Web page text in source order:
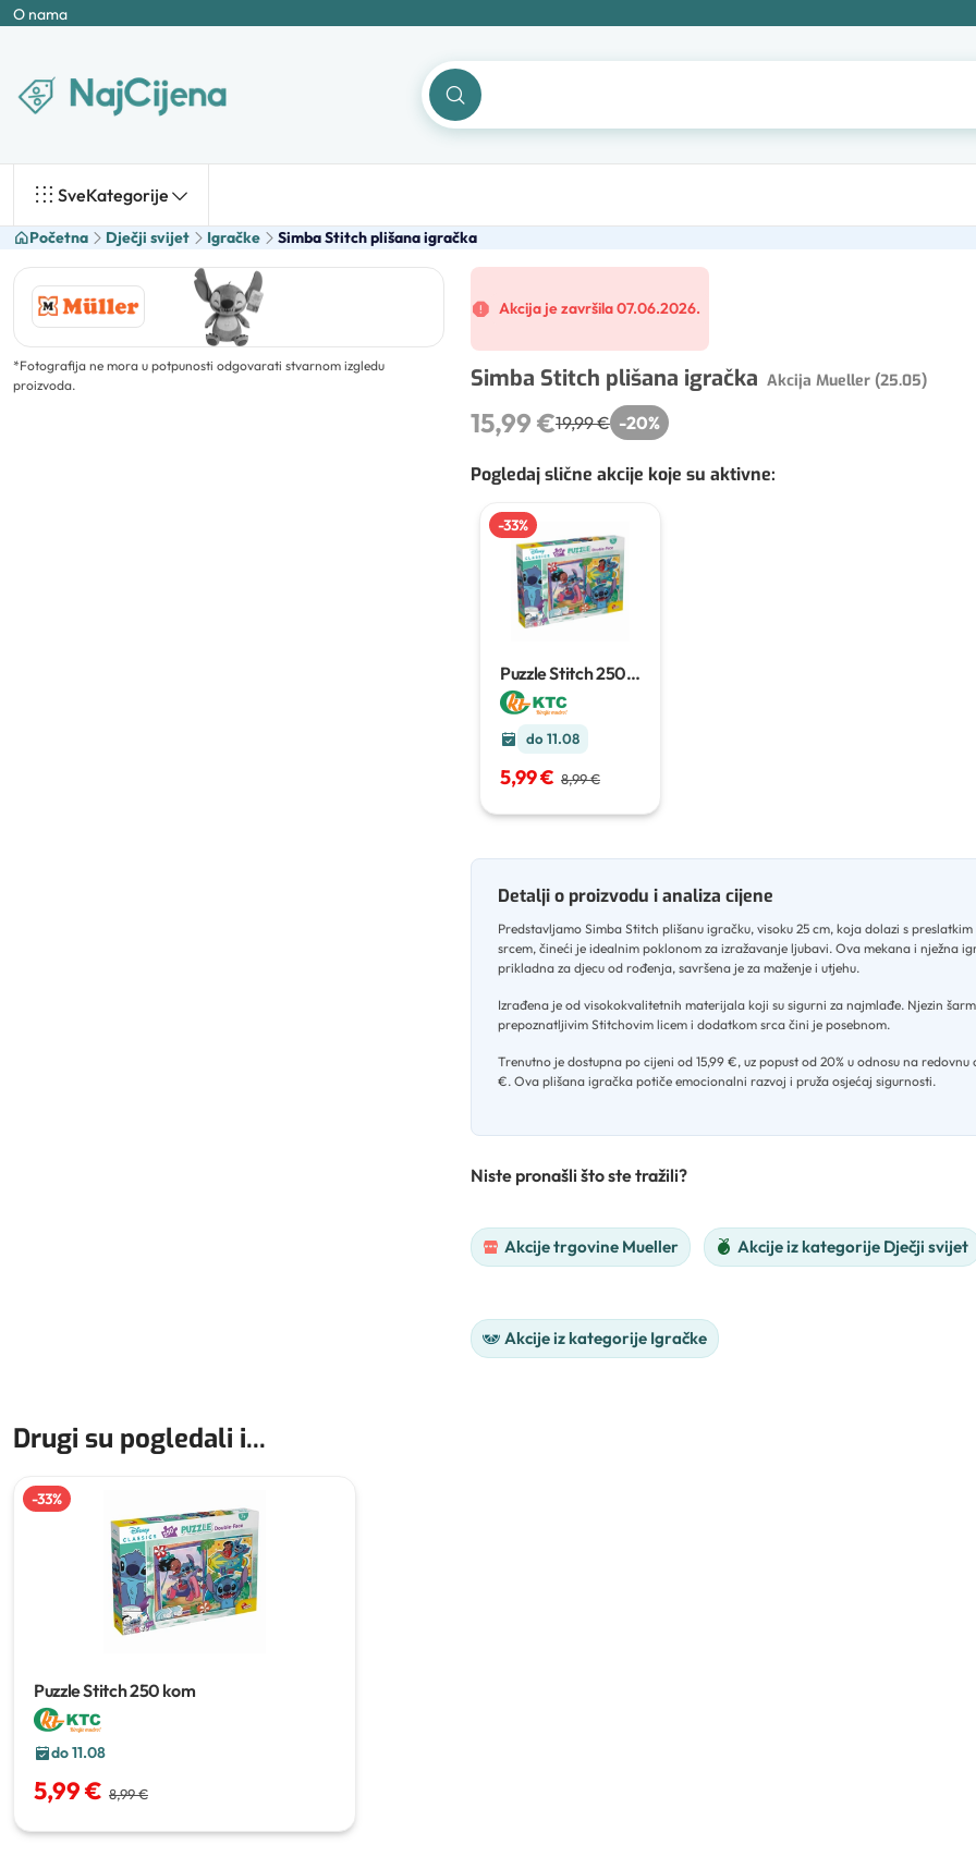
O nama
SveKategorije
Početna Dječji svijet Igračke Simba Stitch plišana igračka
*Fotografija ne mora u potpunosti odgovarati stvarnom izgledu
proizvoda.
Akcija je završila 07.06.2026.
Simba Stitch plišana igračka Akcija Mueller (25.05)
15,99 €19,99 € -20%
Pogledaj slične akcije koje su aktivne:
-33%
Puzzle Stitch250
kom
do 11.08
5,99 € 8,99 €
Detalji o proizvodu i analiza cijene
Predstavljamo Simba Stitch plišanu igračku, visoku 25 cm, koja dolazi s
srcem, čineći je idealnim poklonom za izražavanje ljubavi. Ova mekana i nježna
prikladna za djecu od rođenja, savršena je za maženje i utjehu.
Izrađena je od visokokvalitetnih materijala koji su sigurni za najmlađe. Njezin
prepoznatljivim Stitchovim licem i dodatkom srca čini je posebnom.
Trenutno je dostupna po cijeni od 15,99 €, uz popust od 20% u odnosu na redovnu
€. Ova plišana igračka potiče emocionalni razvoj i pruža osjećaj sigurnosti.
Niste pronašli što ste tražili?
Akcije trgovine Mueller Akcije iz kategorije Dječji svijet
Akcije iz kategorije Igračke
Drugi su pogledali i...
-33%
Puzzle Stitch250 kom
do 11.08
5,99 € 8,99 €